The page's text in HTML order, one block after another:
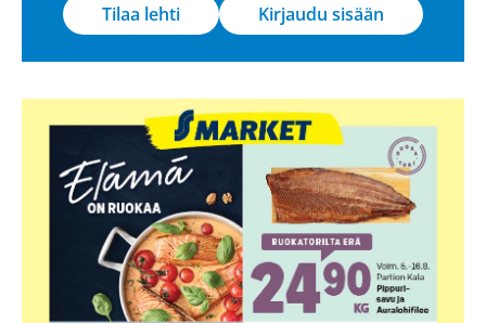
Tilaa lehti Kirjaudu sisään